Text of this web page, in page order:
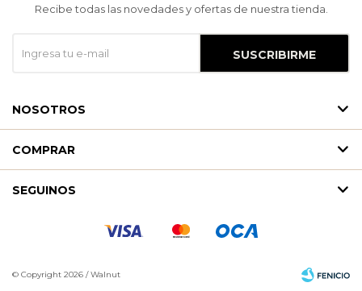
Recibe todas las novedades y ofertas de nuestra tienda.
SUSCRIBIRME
NOSOTROS
COMPRAR
SEGUINOS
© Copyright 2026 / Walnut